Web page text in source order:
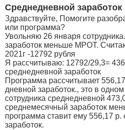
Отмена Оплатить
Среднедневной заработок
Здравствуйте, Помогите
или программа?
Увольняю 26 января
заработок меньше МРОТ.
2021г -12792 рубля
Я рассчитываю: 12792/29,3=
среднедневной заработок
Программа рассчитывает
дневной заработок., это в
сотрудника среднедневной
среднемесячный заработок
программа ставит ему 556,17 р.
заработок.